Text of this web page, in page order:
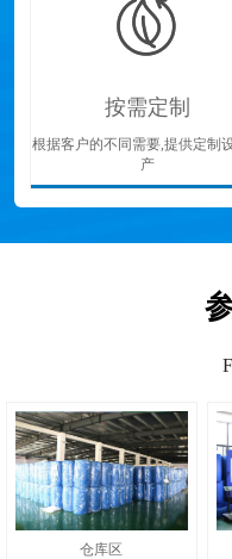
按需定制
根据客户的不同需要,提供定制
产
仓库区